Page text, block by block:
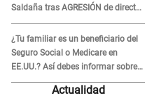
Saldaña tras AGRESIÓN de director
de 'La Bella Luz': Esto hizo
¿Tu familiar es un beneficiario del
Seguro Social o Medicare en
EE.UU.? Así debes informar sobre
su muerte para EVITAR COBROS
Actualidad